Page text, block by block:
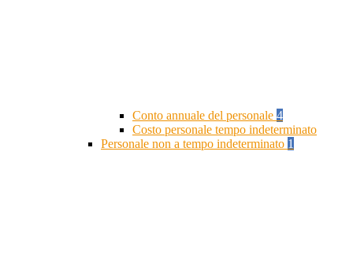
Conto annuale del personale 4
Costo personale tempo indeterminato
Personale non a tempo indeterminato 1